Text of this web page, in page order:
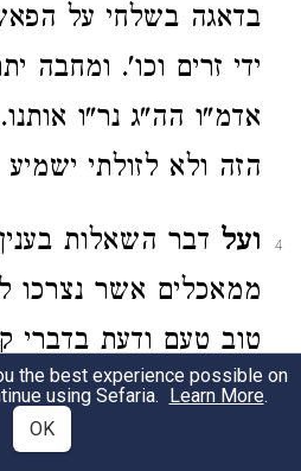
בדאגה בשלחי על
ידי זרים וכו'. ומחבה
אדמ"ו הה"ג נר"ו
הזה ולא לזולתי
4 ועל דבר השאלות
ממאכלים אשר נצרכו
טוב טעם ודעת בדברי
לאמר לאחי ר"ל שי'
ההעתק. ובאמת דברי
the best experience possible on
using Sefaria. Learn More.
OK